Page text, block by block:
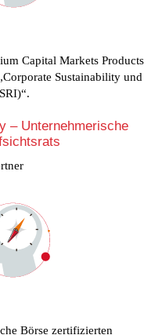
Capital Markets Products
Sustainability und
– Unternehmerische
Börse zertifizierten